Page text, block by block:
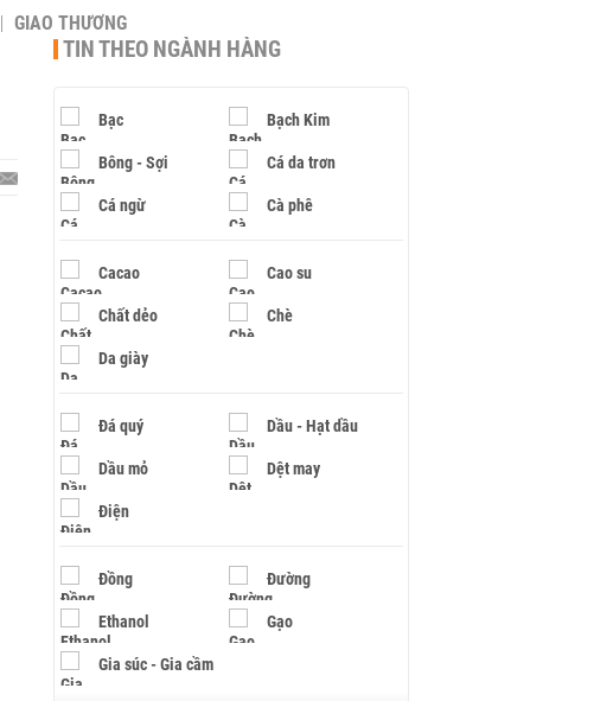
GIAO THƯƠNG
TIN THEO NGÀNH HÀNG
Bạc Bạch Kim
Bông - Sợi Cá da trơn
Cá ngừ Cà phê
Cacao Cao su
Chất dẻo Chè
Da giày
Đá quý Dầu - Hạt dầu
Dầu mỏ Dệt may
Điện
Đồng Đường
Ethanol Gạo
Gia súc - Gia cầm